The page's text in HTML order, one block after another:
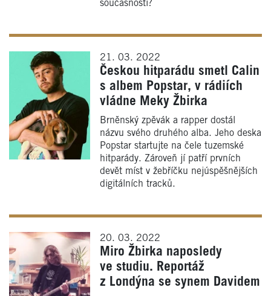
současnosti?
21. 03. 2022
Českou hitparádu smetl Calin
s albem Popstar, v rádiích
vládne Meky Žbirka
Brněnský zpěvák a rapper dostál
názvu svého druhého alba. Jeho deska
Popstar startujte na čele tuzemské
hitparády. Zároveň jí patří prvních
devět míst v žebříčku nejúspěšnějších
digitálních tracků.
20. 03. 2022
Miro Žbirka naposledy
ve studiu. Reportáž
z Londýna se synem Davidem